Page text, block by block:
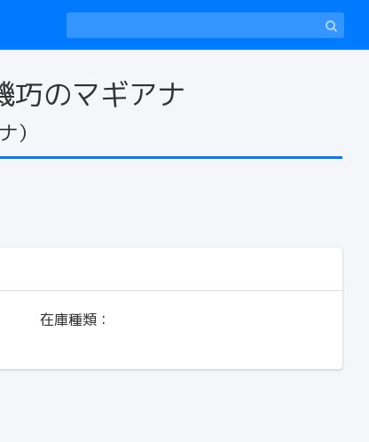
巧のマギアナ
）
在庫種類：